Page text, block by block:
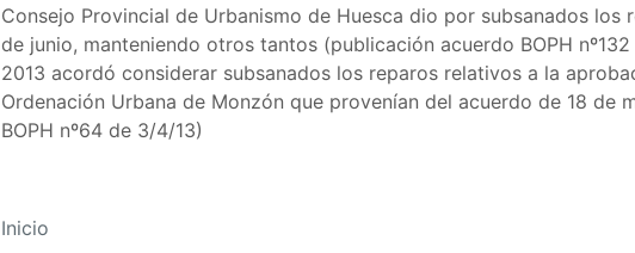
Consejo Provincial de Urbanismo de Huesca dio por subsanados los
de junio, manteniendo otros tantos (publicación acuerdo BOPH
2013 acordó considerar subsanados los reparos relativos a la
Ordenación Urbana de Monzón que provenían del acuerdo de 18 de
BOPH nº64 de 3/4/13)
Inicio